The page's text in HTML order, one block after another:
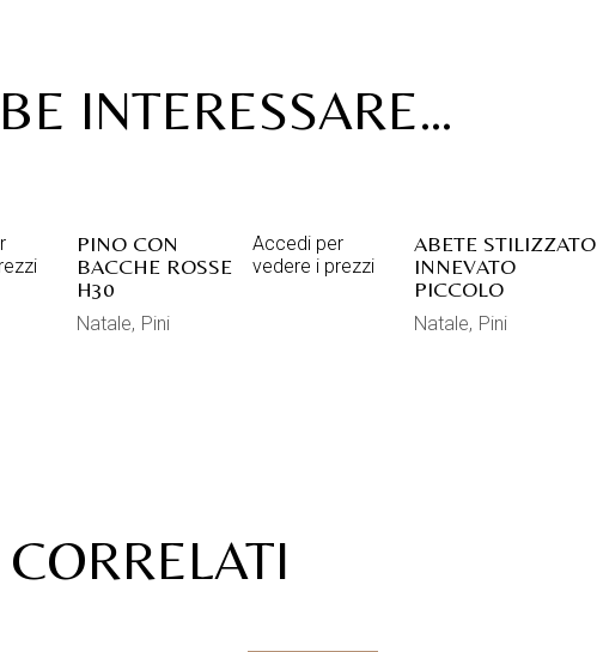
INTERESSARE…
PINO CON
BACCHE ROSSE
H30
Accedi per
vedere i prezzi
Natale Pini
ABETE STILIZZATO
INNEVATO
PICCOLO
Natale Pini